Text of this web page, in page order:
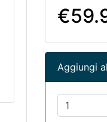
Aggiungi